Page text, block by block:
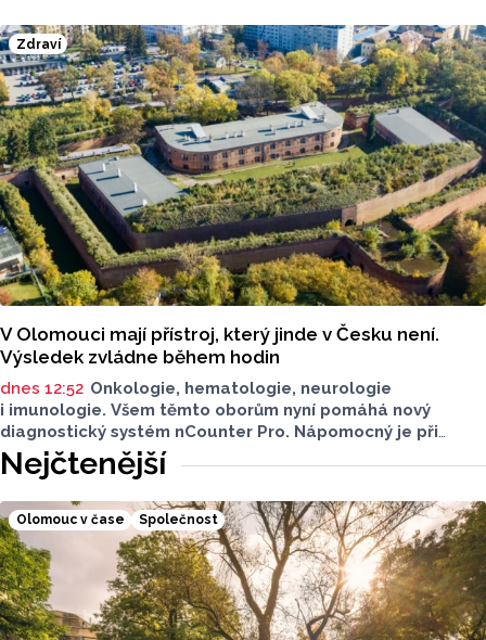
Zdraví
V Olomouci mají přístroj, který jinde v Česku není.
Výsledek zvládne během hodin
dnes 12:52 Onkologie, hematologie, neurologie
i imunologie. Všem těmto oborům nyní pomáhá nový
diagnostický systém nCounter Pro. Nápomocný je při
správném určení příčin obtíží i v přesném a včasném
nasazení účinné léčby.
Nejčtenější
Olomouc v čase Společnost